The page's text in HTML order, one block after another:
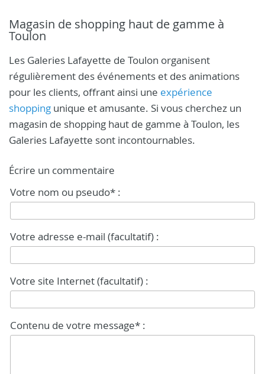
Magasin de shopping haut de gamme à
Toulon
Les Galeries Lafayette de Toulon organisent
régulièrement des événements et des animations
pour les clients, offrant ainsi une expérience
shopping unique et amusante. Si vous cherchez un
magasin de shopping haut de gamme à Toulon, les
Galeries Lafayette sont incontournables.
Écrire un commentaire
Votre nom ou pseudo* :
Votre adresse e-mail (facultatif) :
Votre site Internet (facultatif) :
Contenu de votre message* :